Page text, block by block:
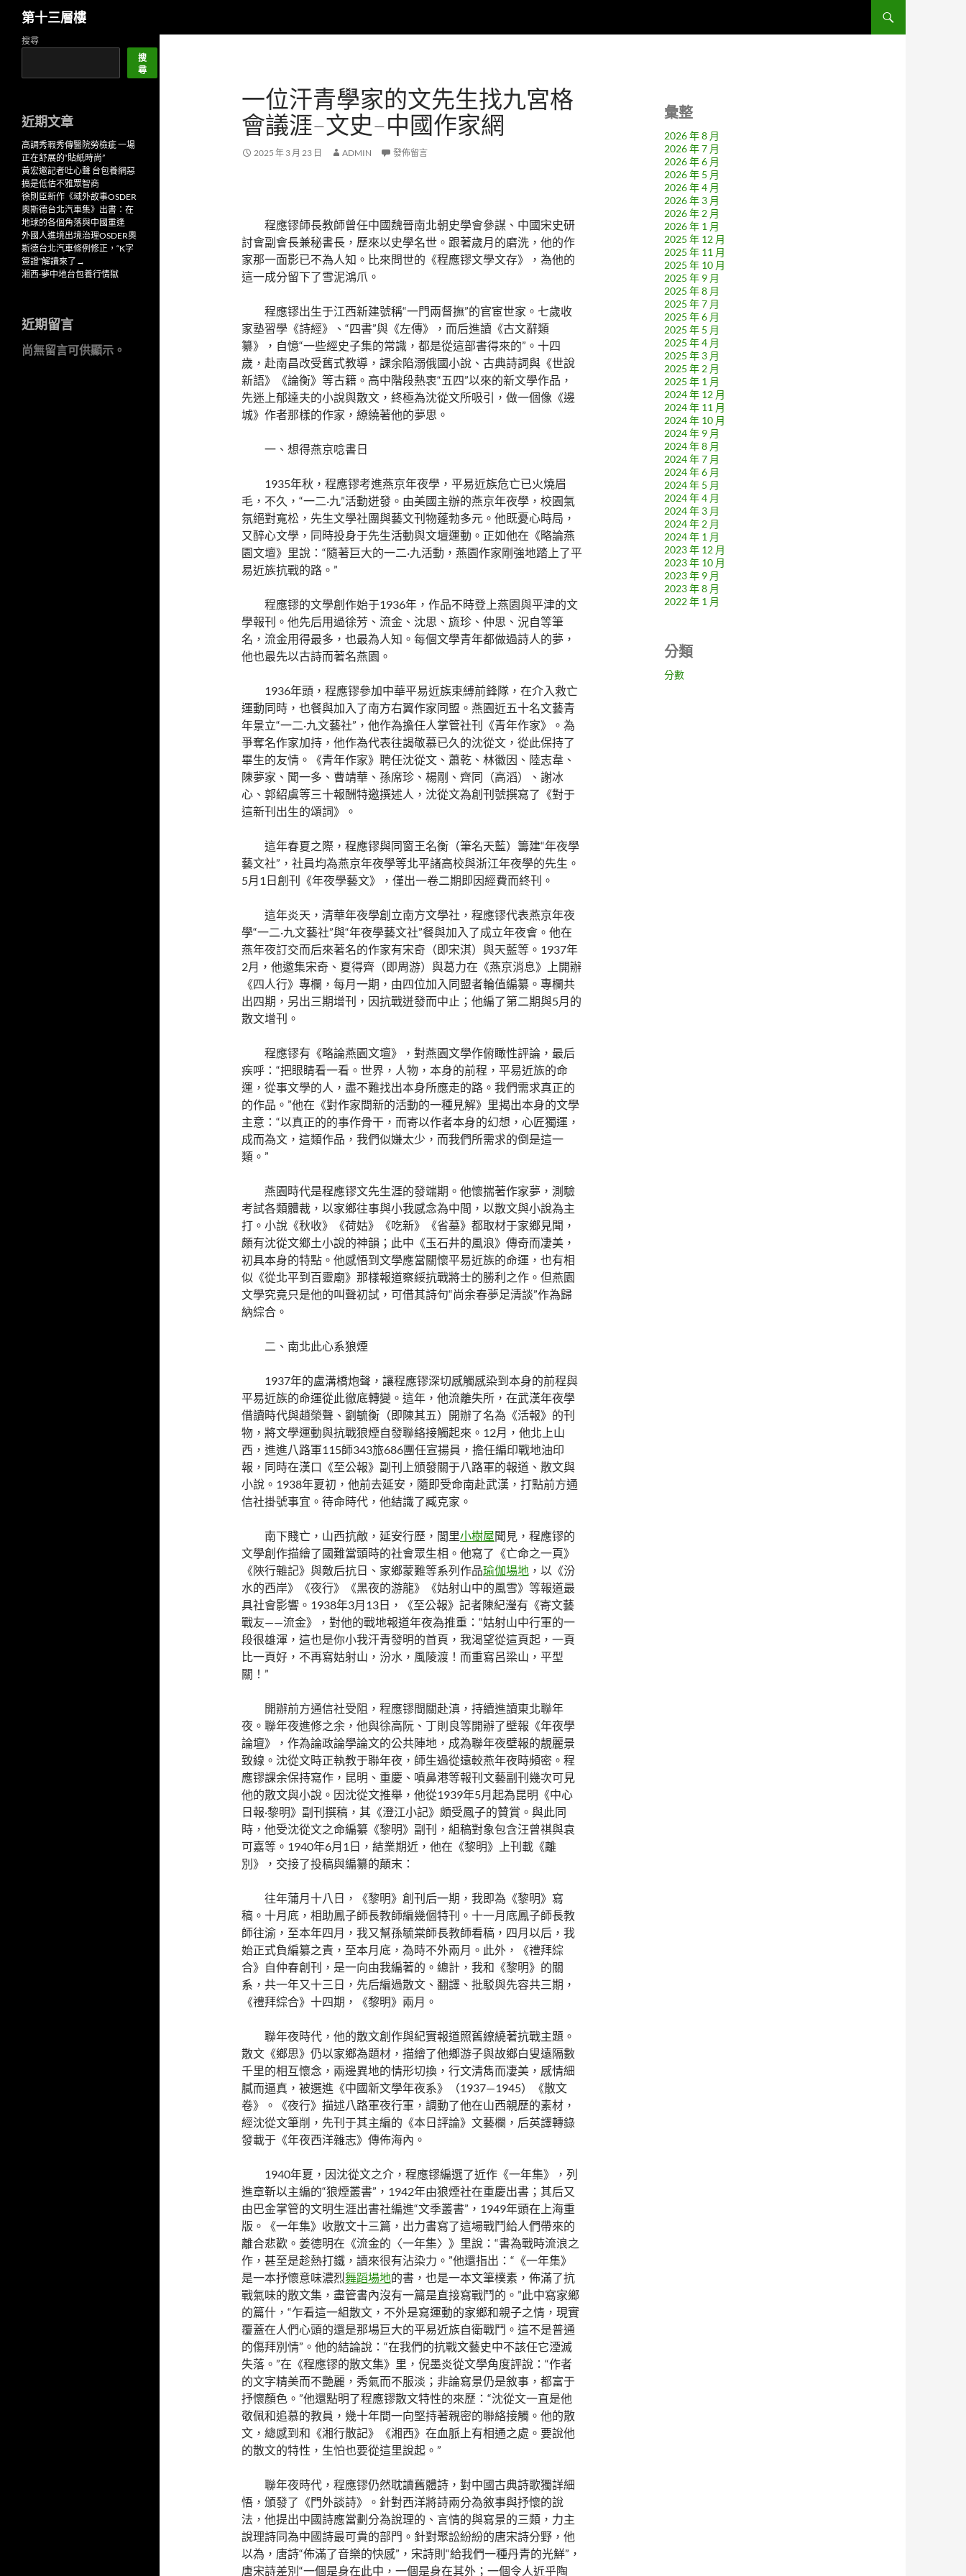
第十三層樓
一位汗青學家的文先生找九宮格
會議涯–文史–中國作家網
2025 年 3 月 23 日 ADMIN 發佈留言
程應镠師長教師曾任中國魏晉南北朝史學會參謀、中國宋史研
討會副會長兼秘書長，歷來以史學名世。跟著歲月的磨洗，他的作
家那一面影已不為人知。比來問世的《程應镠文學文存》，為他的
這一成分留下了雪泥鴻爪。
程應镠出生于江西新建號稱“一門兩督撫”的官宦世家。七歲收
家塾習學《詩經》、“四書”與《左傳》，而后進讀《古文辭類
纂》，自憶“一些經史子集的常識，都是從這部書得來的”。十四
歲，赴南昌改受舊式教導，課余陷溺俄國小說、古典詩詞與《世說
新語》《論衡》等古籍。高中階段熱衷“五四”以來的新文學作品，
先迷上郁達夫的小說與散文，終極為沈從文所吸引，做一個像《邊
城》作者那樣的作家，繚繞著他的夢思。
一、想得燕京唸書日
1935年秋，程應镠考進燕京年夜學，平易近族危亡已火燒眉
毛，不久，“一二·九”活動迸發。由美國主辦的燕京年夜學，校園氣
氛絕對寬松，先生文學社團與藝文刊物蓬勃多元。他既憂心時局，
又醉心文學，同時投身于先生活動與文壇運動。正如他在《略論燕
園文壇》里說：“隨著巨大的一二·九活動，燕園作家剛強地踏上了平
易近族抗戰的路。”
程應镠的文學創作始于1936年，作品不時登上燕園與平津的文
學報刊。他先后用過徐芳、流金、沈思、旒珍、仲思、況自等筆
名，流金用得最多，也最為人知。每個文學青年都做過詩人的夢，
他也最先以古詩而著名燕園。
1936年頭，程應镠參加中華平易近族束縛前鋒隊，在介入救亡
運動同時，也餐與加入了南方右翼作家同盟。燕園近五十名文藝青
年景立“一二·九文藝社”，他作為擔任人掌管社刊《青年作家》。為
爭奪名作家加持，他作為代表往謁敬慕已久的沈從文，從此保持了
畢生的友情。《青年作家》聘任沈從文、蕭乾、林徽因、陸志韋、
陳夢家、聞一多、曹靖華、孫席珍、楊剛、齊同（高滔）、謝冰
心、郭紹虞等三十報酬特邀撰述人，沈從文為創刊號撰寫了《對于
這新刊出生的頌詞》。
這年春夏之際，程應镠與同窗王名衡（筆名天藍）籌建“年夜學
藝文社”，社員均為燕京年夜學等北平諸高校與浙江年夜學的先生。
5月1日創刊《年夜學藝文》，僅出一卷二期即因經費而終刊。
這年炎天，清華年夜學創立南方文學社，程應镠代表燕京年夜
學“一二·九文藝社”與“年夜學藝文社”餐與加入了成立年夜會。他在
燕年夜訂交而后來著名的作家有宋奇（即宋淇）與天藍等。1937年
2月，他邀集宋奇、夏得齊（即周游）與葛力在《燕京消息》上開辦
《四人行》專欄，每月一期，由四位加入同盟者輪值編纂。專欄共
出四期，另出三期增刊，因抗戰迸發而中止；他編了第二期與5月的
散文增刊。
程應镠有《略論燕園文壇》，對燕園文學作俯瞰性評論，最后
疾呼：“把眼睛看一看。世界，人物，本身的前程，平易近族的命
運，從事文學的人，盡不難找出本身所應走的路。我們需求真正的
的作品。”他在《對作家間新的活動的一種見解》里揭出本身的文學
主意：“以真正的的事作骨干，而寄以作者本身的幻想，心匠獨運，
成而為文，這類作品，我們似嫌太少，而我們所需求的倒是這一
類。”
燕園時代是程應镠文先生涯的發端期。他懷揣著作家夢，測驗
考試各類體裁，以家鄉往事與小我感念為中間，以散文與小說為主
打。小說《秋收》《荷姑》《吃新》《省墓》都取材于家鄉見聞，
頗有沈從文鄉土小說的神韻；此中《玉石井的風浪》傳奇而凄美，
初具本身的特點。他感悟到文學應當關懷平易近族的命運，也有相
似《從北平到百靈廟》那樣報道察綏抗戰將士的勝利之作。但燕園
文學究竟只是他的叫聲初試，可借其詩句“尚余春夢足清談”作為歸
納綜合。
二、南北此心系狼煙
1937年的盧溝橋炮聲，讓程應镠深切感觸感染到本身的前程與
平易近族的命運從此徹底轉變。這年，他流離失所，在武漢年夜學
借讀時代與趙榮聲、劉毓衡（即陳其五）開辦了名為《活報》的刊
物，將文學運動與抗戰狼煙自發聯絡接觸起來。12月，他北上山
西，進進八路軍115師343旅686團任宣揚員，擔任編印戰地油印
報，同時在漢口《至公報》副刊上頒發關于八路軍的報道、散文與
小說。1938年夏初，他前去延安，隨即受命南赴武漢，打點前方通
信社掛號事宜。待命時代，他結識了臧克家。
南下賤亡，山西抗敵，延安行歷，閭里小樹屋聞見，程應镠的
文學創作描繪了國難當頭時的社會眾生相。他寫了《亡命之一頁》
《陜行雜記》與敵后抗日、家鄉蒙難等系列作品瑜伽場地 ，以《汾
水的西岸》《夜行》《黑夜的游龍》《姑射山中的風雪》等報道最
具社會影響。1938年3月13日，《至公報》記者陳紀瀅有《寄文藝
戰友——流金》，對他的戰地報道年夜為推重：“姑射山中行軍的一
段很雄渾，這也是你小我汗青發明的首頁，我渴望從這頁起，一頁
比一頁好，不再寫姑射山，汾水，風陵渡！而重寫呂梁山，平型
關！”
開辦前方通信社受阻，程應镠間關赴滇，持續進讀東北聯年
夜。聯年夜進修之余，他與徐高阮、丁則良等開辦了壁報《年夜學
論壇》，作為論政論學論文的公共陣地，成為聯年夜壁報的靚麗景
致線。沈從文時正執教于聯年夜，師生過從遠較燕年夜時頻密。程
應镠課余保持寫作，昆明、重慶、噴鼻港等報刊文藝副刊幾次可見
他的散文與小說。因沈從文推舉，他從1939年5月起為昆明《中心
日報·黎明》副刊撰稿，其《澄江小記》頗受鳳子的贊賞。與此同
時，他受沈從文之命編纂《黎明》副刊，組稿對象包含汪曾祺與袁
可嘉等。1940年6月1日，結業期近，他在《黎明》上刊載《離
別》，交接了投稿與編纂的顛末：
往年蒲月十八日，《黎明》創刊后一期，我即為《黎明》寫
稿。十月底，相助鳳子師長教師編幾個特刊。十一月底鳳子師長教
師往渝，至本年四月，我又幫孫毓棠師長教師看稿，四月以后，我
始正式負編纂之責，至本月底，為時不外兩月。此外，《禮拜綜
合》自仲春創刊，是一向由我編著的。總計，我和《黎明》的關
系，共一年又十三日，先后編過散文、翻譯、批駁與先容共三期，
《禮拜綜合》十四期，《黎明》兩月。
聯年夜時代，他的散文創作與紀實報道照舊繚繞著抗戰主題。
散文《鄉思》仍以家鄉為題材，描繪了他鄉游子與故鄉白叟遠隔數
千里的相互懷念，兩邊異地的情形切換，行文清雋而凄美，感情細
膩而逼真，被選進《中國新文學年夜系》（1937—1945）《散文
卷》。《夜行》描述八路軍夜行軍，調動了他在山西親歷的素材，
經沈從文筆削，先刊于其主編的《本日評論》文藝欄，后英譯轉錄
發載于《年夜西洋雜志》傳佈海內。
1940年夏，因沈從文之介，程應镠編選了近作《一年集》，列
進章靳以主編的“狼煙叢書”，1942年由狼煙社在重慶出書；其后又
由巴金掌管的文明生涯出書社編進“文季叢書”，1949年頭在上海重
版。《一年集》收散文十三篇，出力書寫了這場戰鬥給人們帶來的
離合悲歡。姜德明在《流金的〈一年集〉》里說：“書為戰時流浪之
作，甚至是趁熱打鐵，讀來很有沾染力。”他還指出：“《一年集》
是一本抒懷意味濃烈舞蹈場地的書，也是一本文筆樸素，佈滿了抗
戰氣味的散文集，盡管書內沒有一篇是直接寫戰鬥的。”此中寫家鄉
的篇什，“乍看這一組散文，不外是寫運動的家鄉和親子之情，現實
覆蓋在人們心頭的還是那場巨大的平易近族自衛戰鬥。這不是普通
的傷拜別情”。他的結論說：“在我們的抗戰文藝史中不該任它湮滅
失落。”在《程應镠的散文集》里，倪墨炎從文學角度評說：“作者
的文字精美而不艷麗，秀氣而不服淡；非論寫景仍是敘事，都富于
抒懷顏色。”他還點明了程應镠散文特性的來歷：“沈從文一直是他
敬佩和追慕的教員，幾十年間一向堅持著親密的聯絡接觸。他的散
文，總感到和《湘行散記》《湘西》在血脈上有相通之處。要說他
的散文的特性，生怕也要從這里說起。”
聯年夜時代，程應镠仍然耽讀舊體詩，對中國古典詩歌獨詳細
悟，頒發了《門外談詩》。針對西洋將詩兩分為敘事與抒懷的說
法，他提出中國詩應當劃分為說理的、言情的與寫景的三類，力主
說理詩同為中國詩最可貴的部門。針對聚訟紛紛的唐宋詩分野，他
以為，唐詩“佈滿了音樂的快感”，宋詩則“給我們一種丹青的光鮮”，
唐宋詩差別“一個是身在此中，一個是身在其外；一個令人近乎陶
彙整
2026 年 8 月
2026 年 7 月
2026 年 6 月
2026 年 5 月
2026 年 4 月
2026 年 3 月
2026 年 2 月
2026 年 1 月
2025 年 12 月
2025 年 11 月
2025 年 10 月
2025 年 9 月
2025 年 8 月
2025 年 7 月
2025 年 6 月
2025 年 5 月
2025 年 4 月
2025 年 3 月
2025 年 2 月
2025 年 1 月
2024 年 12 月
2024 年 11 月
2024 年 10 月
2024 年 9 月
2024 年 8 月
2024 年 7 月
2024 年 6 月
2024 年 5 月
2024 年 4 月
2024 年 3 月
2024 年 2 月
2024 年 1 月
2023 年 12 月
2023 年 10 月
2023 年 9 月
2023 年 8 月
2022 年 1 月
分類
分數
搜尋
搜
尋
近期文章
高調秀瑕秀傳醫院勞檢疵 一場
正在舒展的“貼紙時尚”
黃宏邀記者吐心聲 台包養網惡
搞是低估不雅眾智商
徐則臣新作《域外故事OSDER
奧斯德台北汽車集》出書：在
地球的各個角落與中國重逢
外國人進境出境治理OSDER奧
斯德台北汽車條例修正，“K字
簽證”解讀來了→
湘西·夢中地台包養行情獄
近期留言
尚無留言可供顯示。